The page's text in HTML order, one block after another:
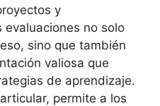
y
evaluaciones no solo
sino que también
valiosa que
de aprendizaje.
permite a los